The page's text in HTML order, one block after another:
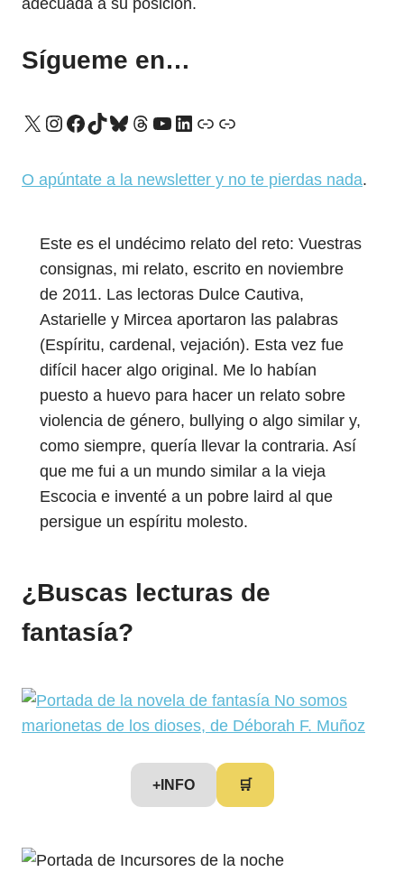
adecuada a su posición.
Sígueme en…
X Instagram
Facebook
TikTok
Bluesky
Threads
YouTube
LinkedIn
Enlace
Enlace
O apúntate a la newsletter y no te pierdas nada.
Este es el undécimo relato del reto: Vuestras
consignas, mi relato, escrito en noviembre
de 2011. Las lectoras Dulce Cautiva,
Astarielle y Mircea aportaron las palabras
(Espíritu, cardenal, vejación). Esta vez fue
difícil hacer algo original. Me lo habían
puesto a huevo para hacer un relato sobre
violencia de género, bullying o algo similar y,
como siempre, quería llevar la contraria. Así
que me fui a un mundo similar a la vieja
Escocia e inventé a un pobre laird al que
persigue un espíritu molesto.
¿Buscas lecturas de
fantasía?
+INFO 🛒